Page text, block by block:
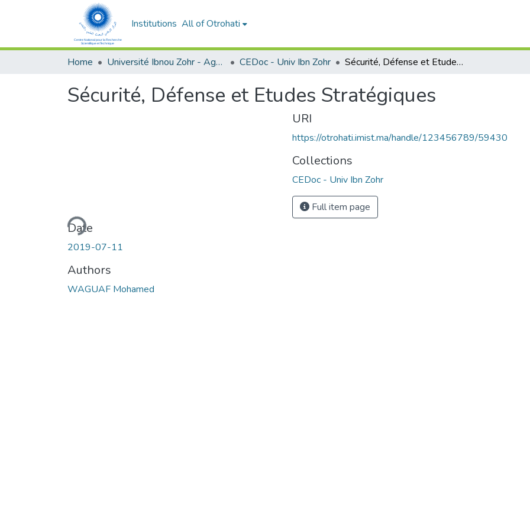
Institutions All of Otrohati
Home Université Ibnou Zohr - Agadir CEDoc - Univ Ibn Zohr Sécurité, Défense et Etudes Stratégiques
Sécurité, Défense et Etudes Stratégiques
Loading...
Date
2019-07-11
Authors
WAGUAF Mohamed
URI
https://otrohati.imist.ma/handle/123456789/59430
Collections
CEDoc - Univ Ibn Zohr
Full item page